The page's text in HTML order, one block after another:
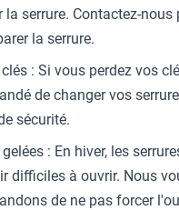
la serrure. Contactez-nous
la serrure.
: Si vous perdez vos
de changer vos
sécurité.
: En hiver, les
difficiles à ouvrir. Nous
de ne pas forcer